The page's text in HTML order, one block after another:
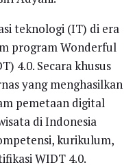
teknologi (IT) di era
program Wonderful
4.0. Secara khusus
yang menghasilkan
pemetaan digital
di Indonesia
kurikulum,
WIDT 4.0.